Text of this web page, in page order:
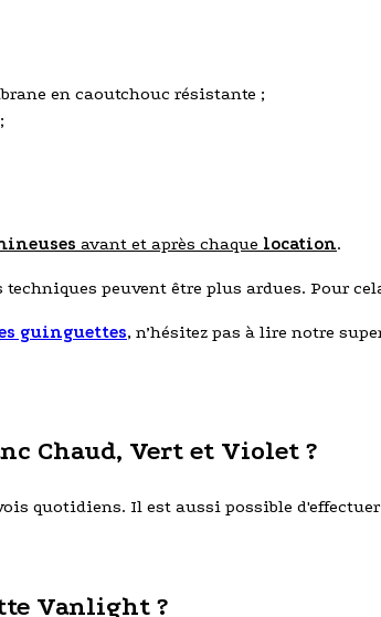
en caoutchouc résistante ;
;
avant et après chaque location.
peuvent être plus ardues. Pour
guinguettes, n’hésitez pas à lire notre
Chaud, Vert et Violet ?
quotidiens. Il est aussi possible
Vanlight ?